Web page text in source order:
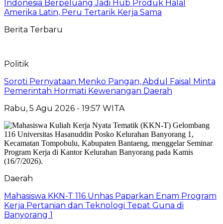
Indonesia Berpeluang Jadi Hub Produk Halal
Amerika Latin, Peru Tertarik Kerja Sama
Berita Terbaru
Politik
Soroti Pernyataan Menko Pangan, Abdul Faisal Minta
Pemerintah Hormati Kewenangan Daerah
Rabu, 5 Agu 2026 - 19:57 WITA
Daerah
Mahasiswa KKN-T 116 Unhas Paparkan Enam Program
Kerja Pertanian dan Teknologi Tepat Guna di
Banyorang 1